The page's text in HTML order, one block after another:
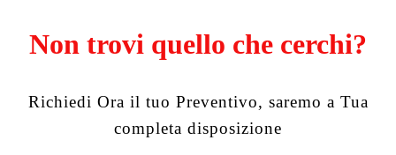
Non trovi quello che cerchi?
Richiedi Ora il tuo Preventivo, saremo a Tua
completa disposizione